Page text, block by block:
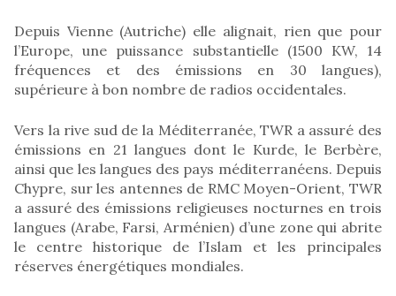
Depuis Vienne (Autriche) elle alignait, rien que pour
l’Europe, une puissance substantielle (1500 KW, 14
fréquences et des émissions en 30 langues),
supérieure à bon nombre de radios occidentales.
Vers la rive sud de la Méditerranée, TWR a assuré des
émissions en 21 langues dont le Kurde, le Berbère,
ainsi que les langues des pays méditerranéens. Depuis
Chypre, sur les antennes de RMC Moyen-Orient, TWR
a assuré des émissions religieuses nocturnes en trois
langues (Arabe, Farsi, Arménien) d’une zone qui abrite
le centre historique de l’Islam et les principales
réserves énergétiques mondiales.